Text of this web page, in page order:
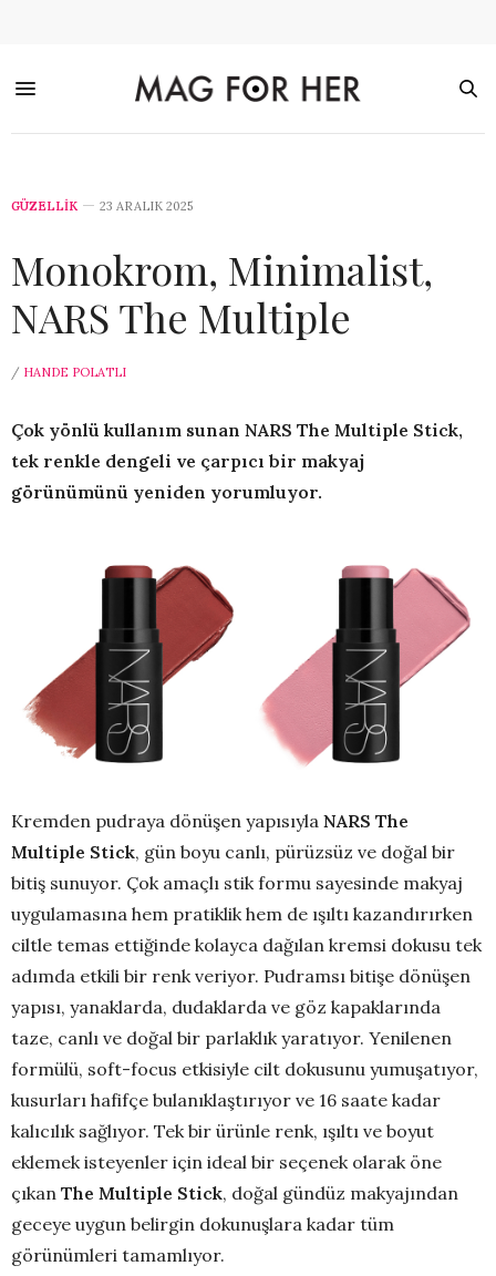
GÜZELLİK 23 ARALIK 2025
Monokrom, Minimalist,
NARS The Multiple
/ HANDE POLATLI
Çok yönlü kullanım sunan NARS The Multiple Stick,
tek renkle dengeli ve çarpıcı bir makyaj
görünümünü yeniden yorumluyor.
Kremden pudraya dönüşen yapısıyla NARS The
Multiple Stick, gün boyu canlı, pürüzsüz ve doğal bir
bitiş sunuyor. Çok amaçlı stik formu sayesinde makyaj
uygulamasına hem pratiklik hem de ışıltı kazandırırken
ciltle temas ettiğinde kolayca dağılan kremsi dokusu tek
adımda etkili bir renk veriyor. Pudramsı bitişe dönüşen
yapısı, yanaklarda, dudaklarda ve göz kapaklarında
taze, canlı ve doğal bir parlaklık yaratıyor. Yenilenen
formülü, soft-focus etkisiyle cilt dokusunu yumuşatıyor,
kusurları hafifçe bulanıklaştırıyor ve 16 saate kadar
kalıcılık sağlıyor. Tek bir ürünle renk, ışıltı ve boyut
eklemek isteyenler için ideal bir seçenek olarak öne
çıkan The Multiple Stick, doğal gündüz makyajından
geceye uygun belirgin dokunuşlara kadar tüm
görünümleri tamamlıyor.